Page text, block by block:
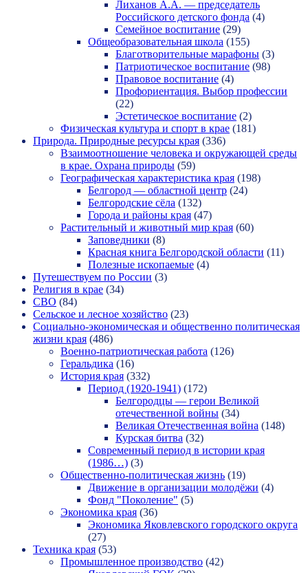
Лиханов А.А. — председатель
Российского детского фонда (4)
Семейное воспитание (29)
Общеобразовательная школа (155)
Благотворительные марафоны (3)
Патриотическое воспитание (98)
Правовое воспитание (4)
Профориентация. Выбор профессии
(22)
Эстетическое воспитание (2)
Физическая культура и спорт в крае (181)
Природа. Природные ресурсы края (336)
Взаимоотношение человека и окружающей среды
в крае. Охрана природы (59)
Географическая характеристика края (198)
Белгород — областной центр (24)
Белгородские сёла (132)
Города и районы края (47)
Растительный и животный мир края (60)
Заповедники (8)
Красная книга Белгородской области (11)
Полезные ископаемые (4)
Путешествуем по России (3)
Религия в крае (34)
СВО (84)
Сельское и лесное хозяйство (23)
Социально-экономическая и общественно политическая
жизни края (486)
Военно-патриотическая работа (126)
Геральдика (16)
История края (332)
Период (1920-1941) (172)
Белгородцы — герои Великой
отечественной войны (34)
Великая Отечественная война (148)
Курская битва (32)
Современный период в истории края
(1986…) (3)
Общественно-политическая жизнь (19)
Движение в организации молодёжи (4)
Фонд "Поколение" (5)
Экономика края (36)
Экономика Яковлевского городского округа
(27)
Техника края (53)
Промышленное производство (42)